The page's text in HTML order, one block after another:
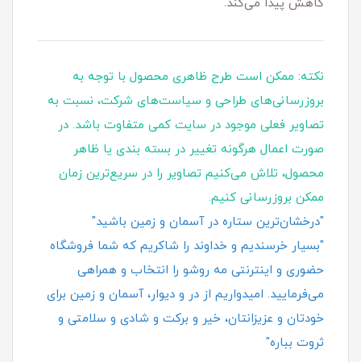
نکته: ممکن است طرح ظاهری محصول با توجه به
بروزرسانی‌های طراحی و سیاست‌های شرکت، نسبت به
تصاویر فعلی موجود در سایت کمی متفاوت باشد. در
صورت اعمال هرگونه تغییر در بسته‌ بندی یا ظاهر
محصول، تلاش می‌کنیم تصاویر را در سریع‌ترین زمان
ممکن بروزرسانی کنیم.
"درخشان‌ترین ستاره در آسمان و زمین باشید"
"بسیار خرسندیم و خداوند را شاکریم که شما فروشگاه
حضوری و اینترنتی مه روشو را انتخاب و همراهی
می‌فرمایید. امیدواریم از در و دیوار، آسمان و زمین برای
خودتان و عزیزانتان، خیر و برکت و شادی و سلامتی و
ثروت بباره"